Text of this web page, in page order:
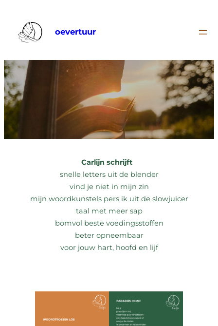
inhoud
oevertuur
Carlijn schrijft
snelle letters uit de blender
vind je niet in mijn zin
mijn woordkunstels pers ik uit de slowjuicer
taal met meer sap
bomvol beste voedingsstoffen
beter opneembaar
voor jouw hart, hoofd en lijf